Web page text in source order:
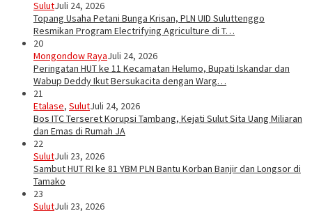
SulutJuli 24, 2026
Topang Usaha Petani Bunga Krisan, PLN UID Suluttenggo
Resmikan Program Electrifying Agriculture di T…
20
Mongondow RayaJuli 24, 2026
Peringatan HUT ke 11 Kecamatan Helumo, Bupati Iskandar dan
Wabup Deddy Ikut Bersukacita dengan Warg…
21
Etalase, SulutJuli 24, 2026
Bos ITC Terseret Korupsi Tambang, Kejati Sulut Sita Uang Miliaran
dan Emas di Rumah JA
22
SulutJuli 23, 2026
Sambut HUT RI ke 81 YBM PLN Bantu Korban Banjir dan Longsor di
Tamako
23
SulutJuli 23, 2026